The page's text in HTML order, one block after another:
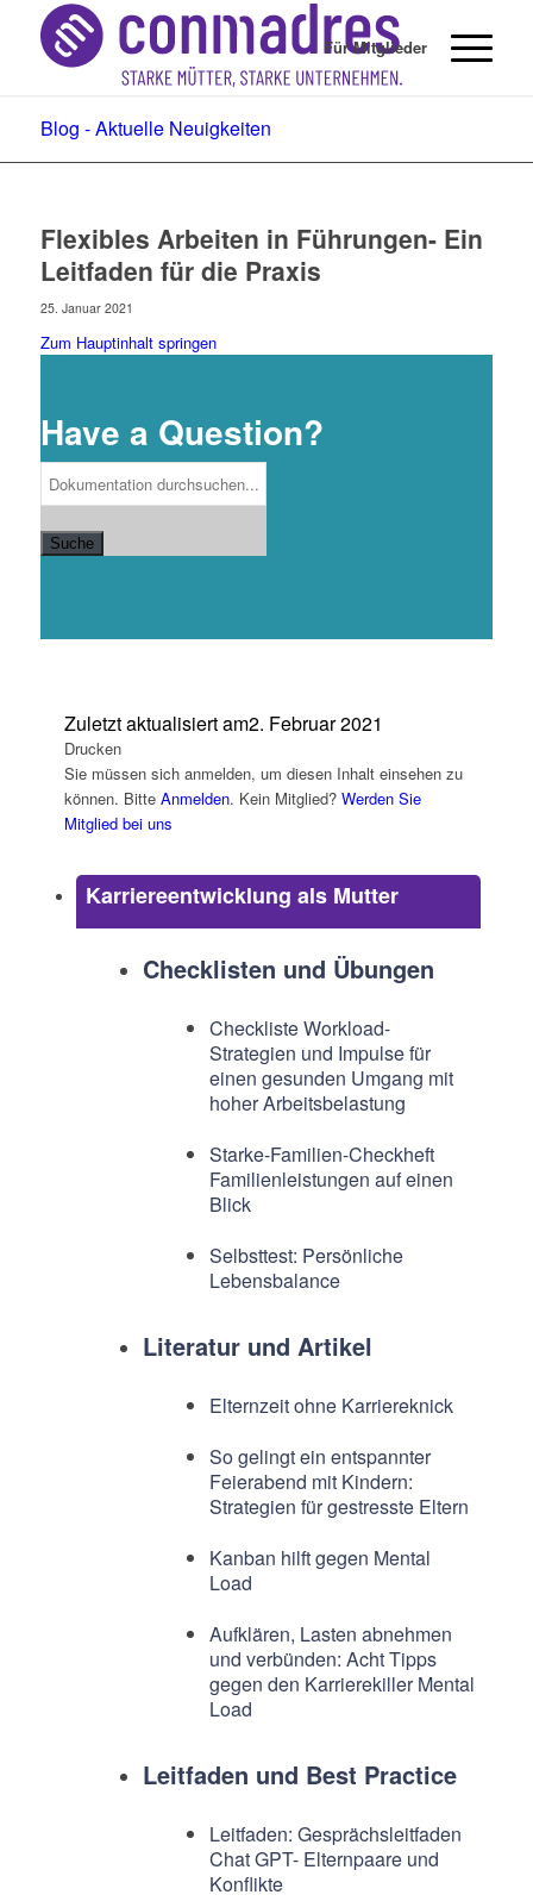
Für Mitglieder
Blog - Aktuelle Neuigkeiten
Flexibles Arbeiten in Führungen- Ein
Leitfaden für die Praxis
25. Januar 2021
Zum Hauptinhalt springen
Have a Question?
Suche
Karriereentwicklung als Mutter
Checklisten und Übungen
Checkliste Workload-
Strategien und Impulse für
einen gesunden Umgang mit
hoher Arbeitsbelastung
Starke-Familien-Checkheft
Familienleistungen auf einen
Blick
Selbsttest: Persönliche
Lebensbalance
Literatur und Artikel
Elternzeit ohne Karriereknick
So gelingt ein entspannter
Feierabend mit Kindern:
Strategien für gestresste Eltern
Kanban hilft gegen Mental
Load
Aufklären, Lasten abnehmen
und verbünden: Acht Tipps
gegen den Karrierekiller Mental
Load
Leitfaden und Best Practice
Leitfaden: Gesprächsleitfaden
Chat GPT- Elternpaare und
Konflikte
Zuletzt aktualisiert am2. Februar 2021
Drucken
Sie müssen sich anmelden, um diesen Inhalt einsehen zu
können. Bitte Anmelden. Kein Mitglied? Werden Sie
Mitglied bei uns